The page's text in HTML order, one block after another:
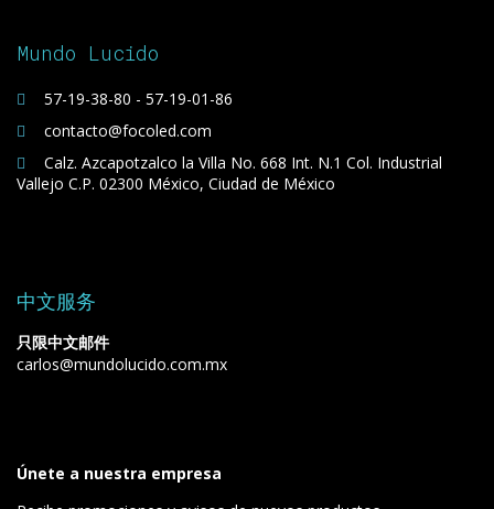
Mundo Lucido
57-19-38-80 - 57-19-01-86
contacto@focoled.com
Calz. Azcapotzalco la Villa No. 668 Int. N.1 Col. Industrial
Vallejo C.P. 02300 México, Ciudad de México
中文服务
只限中文邮件
carlos@mundolucido.com.mx
Únete a nuestra empresa